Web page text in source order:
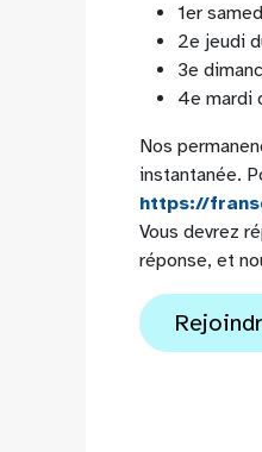
1er
2e jeudi
3e
4e mardi
Nos
instantanée.
https://
Vous devrez
réponse, et